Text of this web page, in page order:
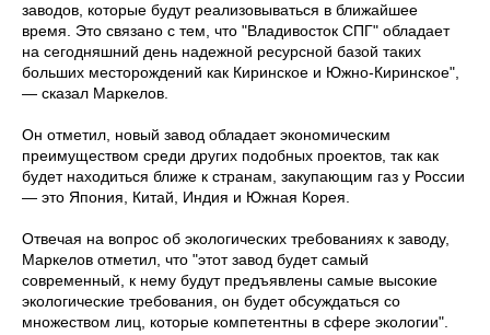
заводов, которые будут реализовываться в ближайшее
время. Это связано с тем, что "Владивосток СПГ" обладает
на сегодняшний день надежной ресурсной базой таких
больших месторождений как Киринское и Южно-Киринское",
— сказал Маркелов.
Он отметил, новый завод обладает экономическим
преимуществом среди других подобных проектов, так как
будет находиться ближе к странам, закупающим газ у России
— это Япония, Китай, Индия и Южная Корея.
Отвечая на вопрос об экологических требованиях к заводу,
Маркелов отметил, что "этот завод будет самый
современный, к нему будут предъявлены самые высокие
экологические требования, он будет обсуждаться со
множеством лиц, которые компетентны в сфере экологии".